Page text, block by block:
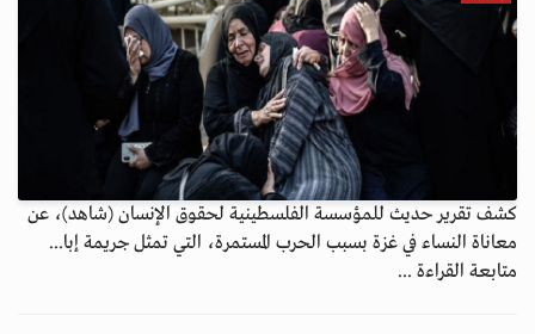
كشف تقرير حديث للمؤسسة الفلسطينية لحقوق الإنسان (شاهد)، عن
معاناة النساء في غزة بسبب الحرب المستمرة، التي تمثل جريمة إبا...
متابعة القراءة ...